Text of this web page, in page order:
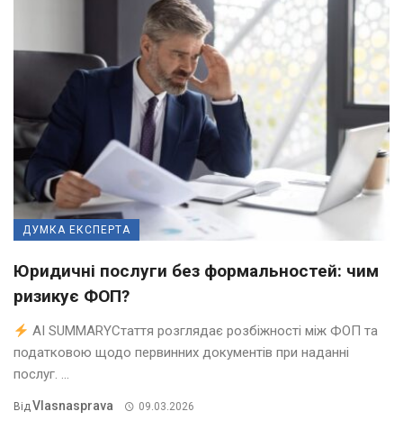
ДУМКА ЕКСПЕРТА
Юридичні послуги без формальностей: чим
ризикує ФОП?
AI SUMMARYСтаття розглядає розбіжності між ФОП та
податковою щодо первинних документів при наданні
послуг. ...
ВідVlasnasprava 09.03.2026